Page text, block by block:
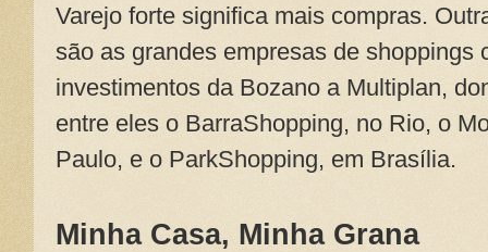
Varejo forte significa mais compras.
são as grandes empresas de shoppings
investimentos da Bozano a Multiplan,
entre eles o BarraShopping, no Rio, o
Paulo, e o ParkShopping, em Brasília.
Minha Casa, Minha Grana